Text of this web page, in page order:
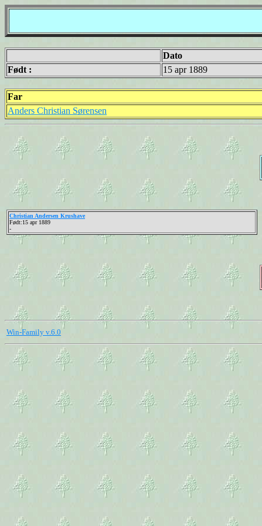
Dato
Født :
15 apr 1889
Far
Anders Christian Sørensen
Christian Andersen Krushave
Født:15 apr 1889
-
Win-Family v.6.0